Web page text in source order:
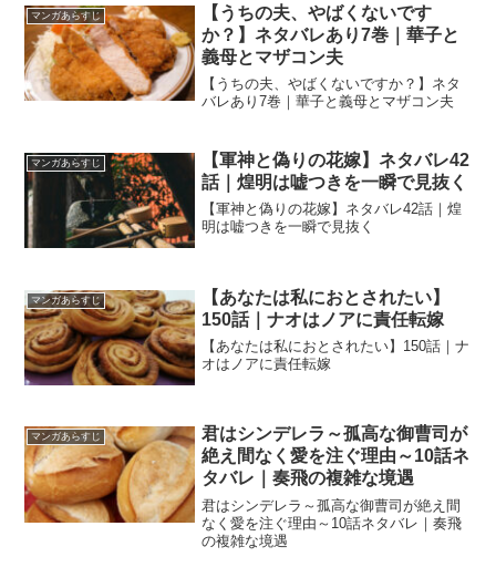
マンガあらすじ
【うちの夫、やばくないです
か？】ネタバレあり7巻｜華子と
義母とマザコン夫
【うちの夫、やばくないですか？】ネタ
バレあり7巻｜華子と義母とマザコン夫
マンガあらすじ
【軍神と偽りの花嫁】ネタバレ42
話｜煌明は嘘つきを一瞬で見抜く
【軍神と偽りの花嫁】ネタバレ42話｜煌
明は嘘つきを一瞬で見抜く
マンガあらすじ
【あなたは私におとされたい】
150話｜ナオはノアに責任転嫁
【あなたは私におとされたい】150話｜ナ
オはノアに責任転嫁
マンガあらすじ
君はシンデレラ～孤高な御曹司が
絶え間なく愛を注ぐ理由～10話ネ
タバレ｜奏飛の複雑な境遇
君はシンデレラ～孤高な御曹司が絶え間
なく愛を注ぐ理由～10話ネタバレ｜奏飛
の複雑な境遇